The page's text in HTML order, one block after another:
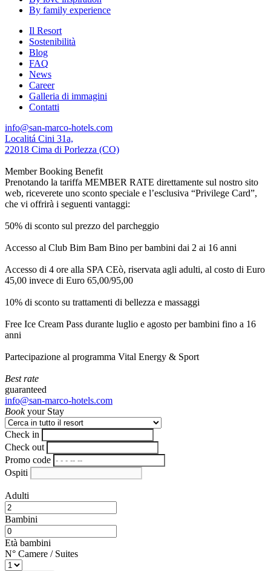
By family experience
Il Resort
Sostenibilità
Blog
FAQ
News
Career
Galleria di immagini
Contatti
info@san-marco-hotels.com
Localitá Cini 31a,
22018 Cima di Porlezza (CO)
Member Booking Benefit
Prenotando la tariffa MEMBER RATE direttamente sul nostro sito
web, riceverete uno sconto speciale e l’esclusiva “Privilege Card”,
che vi offrirà i seguenti vantaggi:
50% di sconto sul prezzo del parcheggio
Accesso al Club Bim Bam Bino per bambini dai 2 ai 16 anni
Accesso di 4 ore alla SPA CEò, riservata agli adulti, al costo di Euro
45,00 invece di Euro 65,00/95,00
10% di sconto su trattamenti di bellezza e massaggi
Free Ice Cream Pass durante luglio e agosto per bambini fino a 16
anni
Partecipazione al programma Vital Energy & Sport
Best rate
guaranteed
info@san-marco-hotels.com
Bookyour Stay
Check in
Check out
Promo code
Ospiti
Adulti
Bambini
Età bambini
N° Camere / Suites